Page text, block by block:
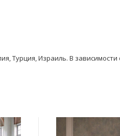
Турция, Израиль. В